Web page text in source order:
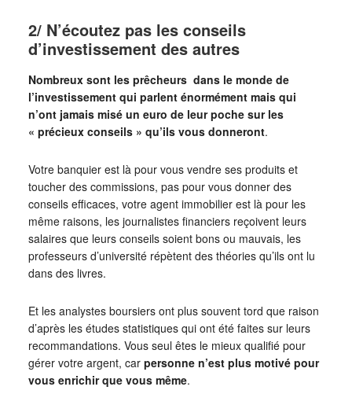
2/ N’écoutez pas les conseils
d’investissement des autres
Nombreux sont les prêcheurs dans le monde de
l’investissement qui parlent énormément mais qui
n’ont jamais misé un euro de leur poche sur les
« précieux conseils » qu’ils vous donneront.
Votre banquier est là pour vous vendre ses produits et
toucher des commissions, pas pour vous donner des
conseils efficaces, votre agent immobilier est là pour les
même raisons, les journalistes financiers reçoivent leurs
salaires que leurs conseils soient bons ou mauvais, les
professeurs d’université répètent des théories qu’ils ont lu
dans des livres.
Et les analystes boursiers ont plus souvent tord que raison
d’après les études statistiques qui ont été faites sur leurs
recommandations. Vous seul êtes le mieux qualifié pour
gérer votre argent, car personne n’est plus motivé pour
vous enrichir que vous même.